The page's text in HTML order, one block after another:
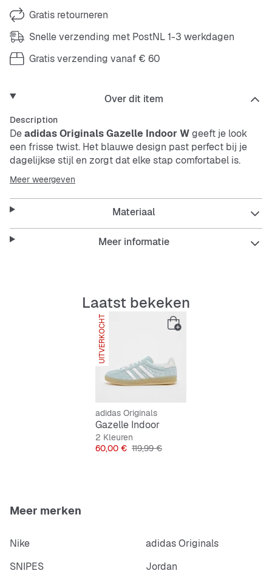
Gratis retourneren
Snelle verzending met PostNL 1-3 werkdagen
Gratis verzending vanaf € 60
Over dit item
Description
Deadidas Originals Gazelle Indoor Wgeeft je look
een frisse twist. Het blauwe design past perfect bij je
dagelijkse stijl en zorgt dat elke stap comfortabel is.
Deze schoen is ideaal voor binnen en buiten, of je nu
met vrienden afspreekt of lekker chillt.
en comfort, waardoor hij een veelzijdige keuze is voor
Klassiek design van
Comfortabele pasvorm voor de hele dag
Fris blauw voor een moderne look
Meer weergeven
Materiaal
Meer informatie
Laatst bekeken
UITVERKOCHT
adidas Originals
Gazelle Indoor
2 Kleuren
Prijs
60,00 € Originele Prijs
119,99 €
Meer merken
Nike
adidas Originals
SNIPES
Jordan